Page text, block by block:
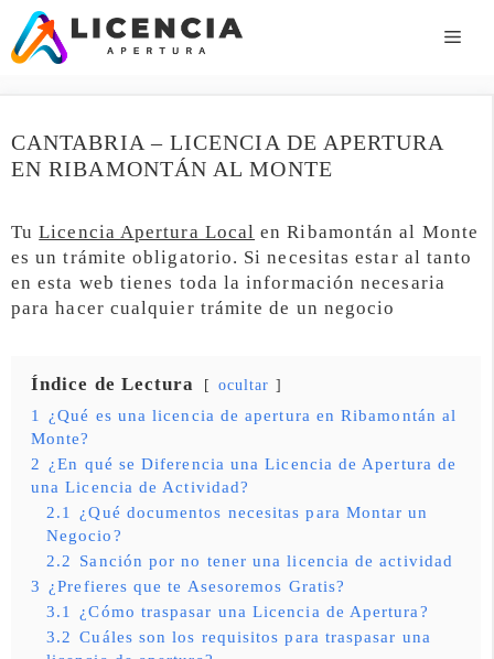
Saltar
contenido
CANTABRIA – LICENCIA DE APERTURA
EN RIBAMONTÁN AL MONTE
TuLicencia Apertura Local en Ribamontán al Monte
es un trámite obligatorio. Si necesitas estar al tanto
en esta web tienes toda la información necesaria
para hacer cualquier trámite de un negocio
Índice de Lectura ocultar
1
¿Qué es una licencia de apertura en Ribamontán al
Monte?
2 ¿En qué se Diferencia una Licencia de Apertura de
una Licencia de Actividad?
2.1
¿Qué documentos necesitas para Montar un
Negocio?
2.2 Sanción por no tener una licencia de actividad
3 ¿Prefieres que te Asesoremos Gratis?
3.1
¿Cómo traspasar una Licencia de Apertura?
3.2 Cuáles son los requisitos para traspasar una